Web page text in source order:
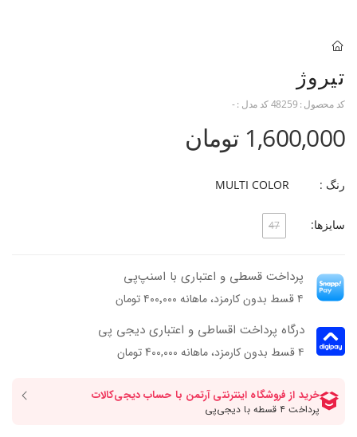
تیروژ
کد محصول : 48259کد مدل :-
1,600,000 تومان
رنگ : MULTI COLOR
سایزها: 47
پرداخت قسطی و اعتباری با اسنپ‌پی
۴ قسط بدون کارمزد، ماهانه ۴۰۰٬۰۰۰ تومان
درگاه پرداخت اقساطی و اعتباری دیجی پی
۴ قسط بدون کارمزد، ماهانه 400,000 تومان